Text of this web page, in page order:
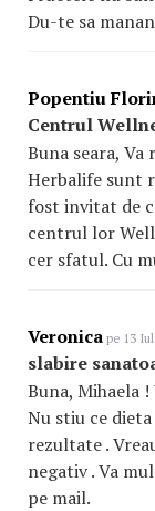
Du-te sa
Popentiu
Centrul
Buna seara,
Herbalife sunt
fost invitat de
centrul lor
cer sfatul. Cu
Veronica pe 13
slabire
Buna, Mihaela
Nu stiu ce
rezultate .
negativ . Va
pe mail.